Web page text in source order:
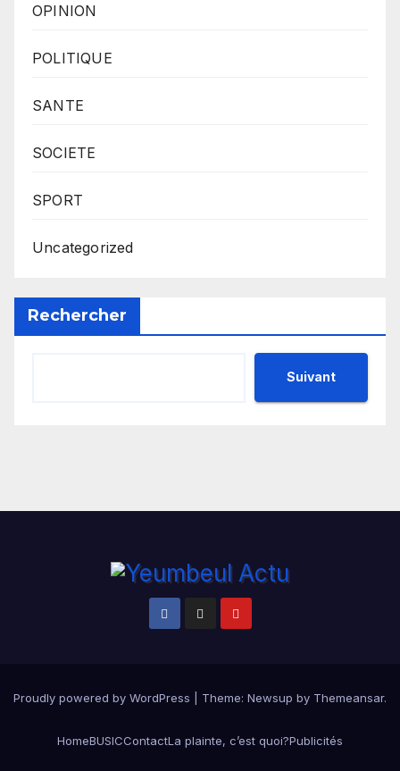
OPINION
POLITIQUE
SANTE
SOCIETE
SPORT
Uncategorized
Rechercher
Suivant
Proudly powered by WordPress Theme: Newsup by Themeansar.
HomeBUSICContactLa plainte, c’est quoi?Publicités